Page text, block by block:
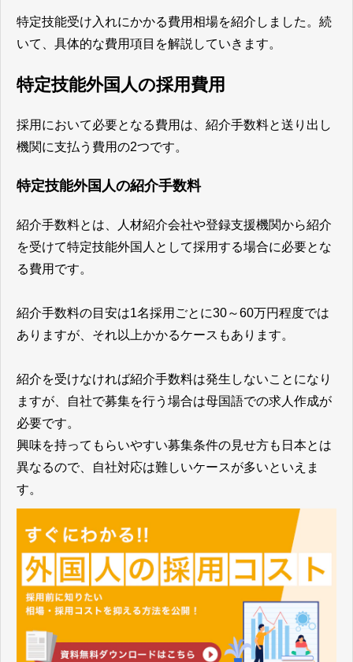
特定技能受け入れにかかる費用相場を紹介しました。続
いて、具体的な費用項目を解説していきます。
特定技能外国人の採用費用
採用において必要となる費用は、紹介手数料と送り出し
機関に支払う費用の2つです。
特定技能外国人の紹介手数料
紹介手数料とは、人材紹介会社や登録支援機関から紹介
を受けて特定技能外国人として採用する場合に必要とな
る費用です。
紹介手数料の目安は1名採用ごとに30～60万円程度では
ありますが、それ以上かかるケースもあります。
紹介を受けなければ紹介手数料は発生しないことになり
ますが、自社で募集を行う場合は母国語での求人作成が
必要です。
興味を持ってもらいやすい募集条件の見せ方も日本とは
異なるので、自社対応は難しいケースが多いといえま
す。